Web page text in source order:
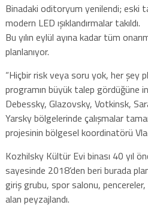
Binadaki oditoryum yenilendi; eski
modern LED ışıklandırmalar takıldı.
Bu yılın eylül ayına kadar tüm
planlanıyor.
“Hiçbir risk veya soru yok, her şey
programın büyük talep gördüğüne
Debessky, Glazovsky, Votkinsk,
Yarsky bölgelerinde çalışmalar
projesinin bölgesel koordinatörü
Kozhilsky Kültür Evi binası 40 yıl
sayesinde 2018’den beri burada
giriş grubu, spor salonu,
alan peyzajlandı.